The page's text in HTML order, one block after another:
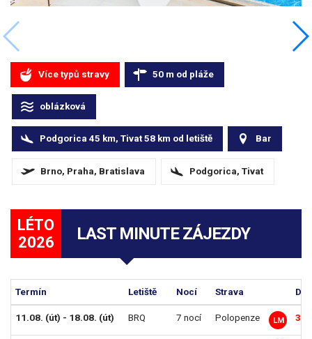
Více typů stravy 50 m od pláže
oblázková
Podgorica 45 km, Tivat 58 km od letiště Bar
Brno, Praha, Bratislava Podgorica, Tivat
LÉTO
2026
LAST MINUTE ZÁJEZDY
Termín Letiště Nocí Strava
11.08. (út) - 18.08. (út) BRQ 7 nocí Polopenze LM 34